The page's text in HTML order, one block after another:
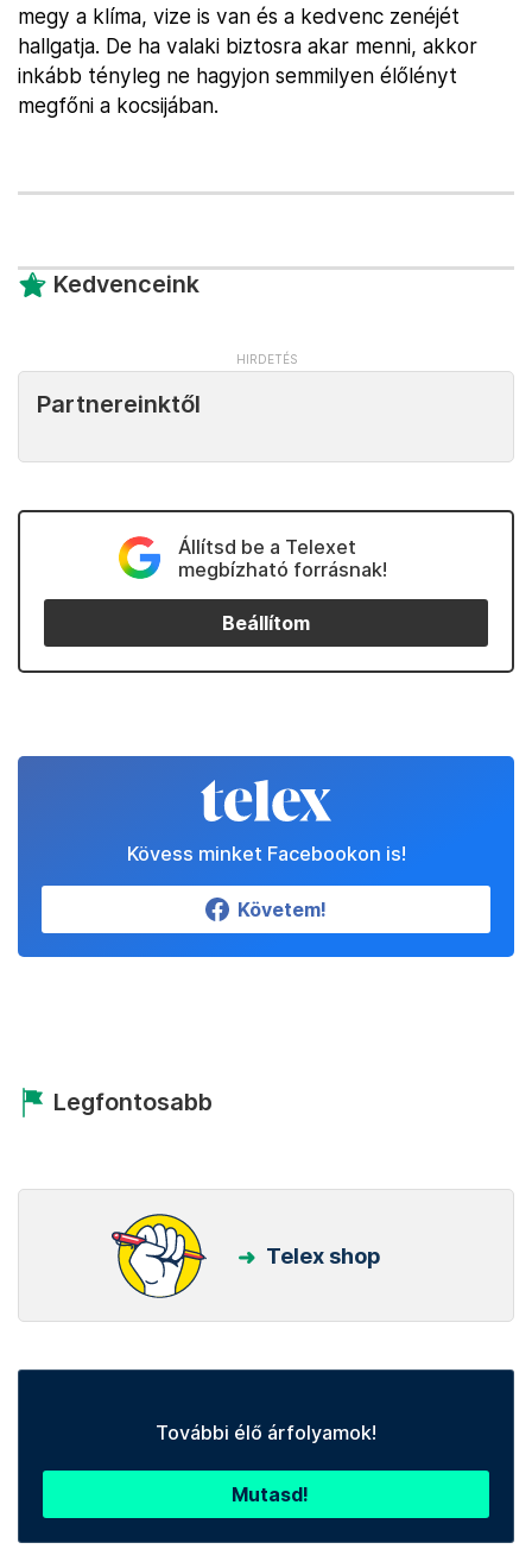
megy a klíma, vize is van és a kedvenc zenéjét
hallgatja. De ha valaki biztosra akar menni, akkor
inkább tényleg ne hagyjon semmilyen élőlényt
megfőni a kocsijában.
Kedvenceink
Partnereinktől
Állítsd be a Telexet
megbízható forrásnak!
Beállítom
Kövess minket Facebookon is!
Követem!
Legfontosabb
Telex shop
További élő árfolyamok!
Mutasd!